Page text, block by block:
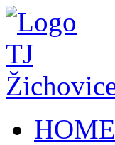
HOME